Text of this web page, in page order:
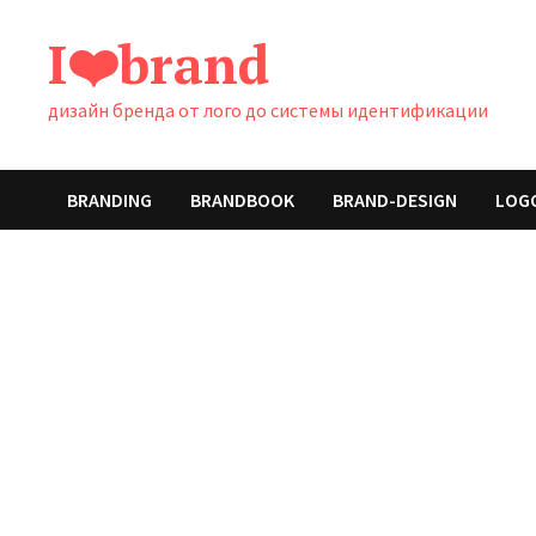
содержимому
I❤️brand
дизайн бренда от лого до системы идентификации
BRANDING BRANDBOOK BRAND-DESIGN